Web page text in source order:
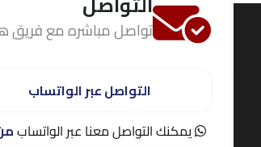
تواصل مباشره مع فريق
التواصل عبر الواتساب
يمكنك التواصل معنا عبر الواتساب